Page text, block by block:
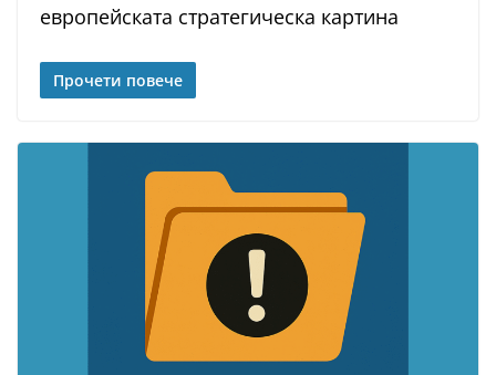
европейската стратегическа картина
Прочети повече